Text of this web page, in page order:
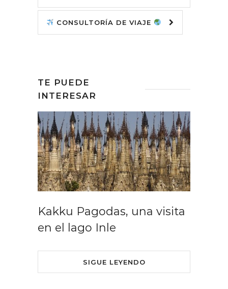
CONSULTORÍA DE VIAJE
TE PUEDE
INTERESAR
Kakku Pagodas, una visita
en el lago Inle
SIGUE LEYENDO